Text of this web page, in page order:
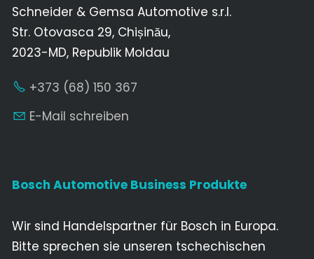
Schneider & Gemsa Automotive s.r.l.
Str. Otovasca 29, Chișinău,
2023-MD, Republik Moldau
+373 (68) 150 367
E-Mail schreiben
Bosch Automotive Business Produkte
Wir sind Handelspartner für Bosch in Europa.
Bitte sprechen sie unseren tschechischen